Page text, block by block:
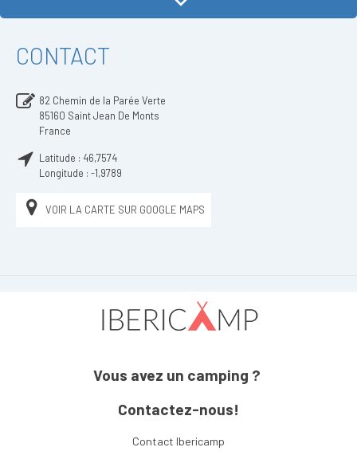
CONTACT
82 Chemin de la Parée Verte
85160 Saint Jean De Monts
France
Latitude : 46,7574
Longitude : -1,9789
VOIR LA CARTE SUR GOOGLE MAPS
Vous avez un camping ?
Contactez-nous!
Contact Ibericamp